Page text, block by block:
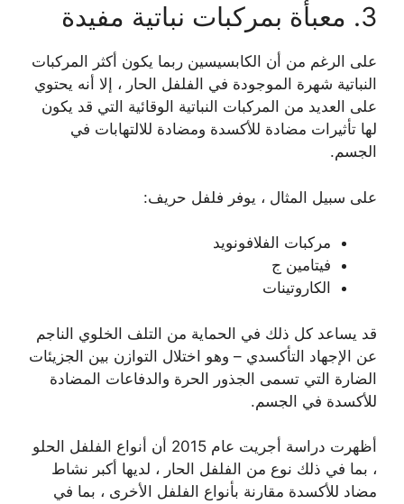
3. معبأة بمركبات نباتية مفيدة
على الرغم من أن الكابسيسين ربما يكون أكثر المركبات
النباتية شهرة الموجودة في الفلفل الحار ، إلا أنه يحتوي
على العديد من المركبات النباتية الوقائية التي قد يكون
لها تأثيرات مضادة للأكسدة ومضادة للالتهابات في
الجسم.
على سبيل المثال ، يوفر فلفل حريف:
مركبات الفلافونويد
فيتامين ج
الكاروتينات
قد يساعد كل ذلك في الحماية من التلف الخلوي الناجم
عن الإجهاد التأكسدي – وهو اختلال التوازن بين الجزيئات
الضارة التي تسمى الجذور الحرة والدفاعات المضادة
للأكسدة في الجسم.
أظهرت دراسة أجريت عام 2015 أن أنواع الفلفل الحلو
، بما في ذلك نوع من الفلفل الحار ، لديها أكبر نشاط
مضاد للأكسدة مقارنة بأنواع الفلفل الأخرى ، بما في